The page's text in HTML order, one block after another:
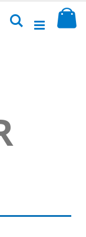
Szukaj